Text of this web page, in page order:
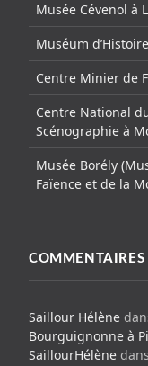
Musée Cévenol à
Muséum
Centre Minier de
Centre National
Scénographie à
Musée Borély
Faïence et de la
COMMENTAIRES
Saillour Hélène
Bourguignonne à
SaillourHélène dans